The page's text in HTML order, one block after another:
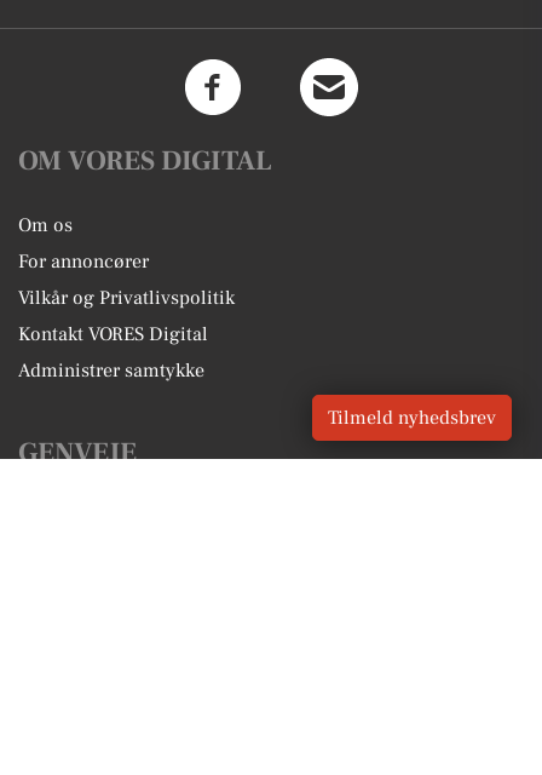
OM VORES DIGITAL
Om os
For annoncører
Vilkår og Privatlivspolitik
Kontakt VORES Digital
Administrer samtykke
GENVEJE
Tilmeld nyhedsbrev